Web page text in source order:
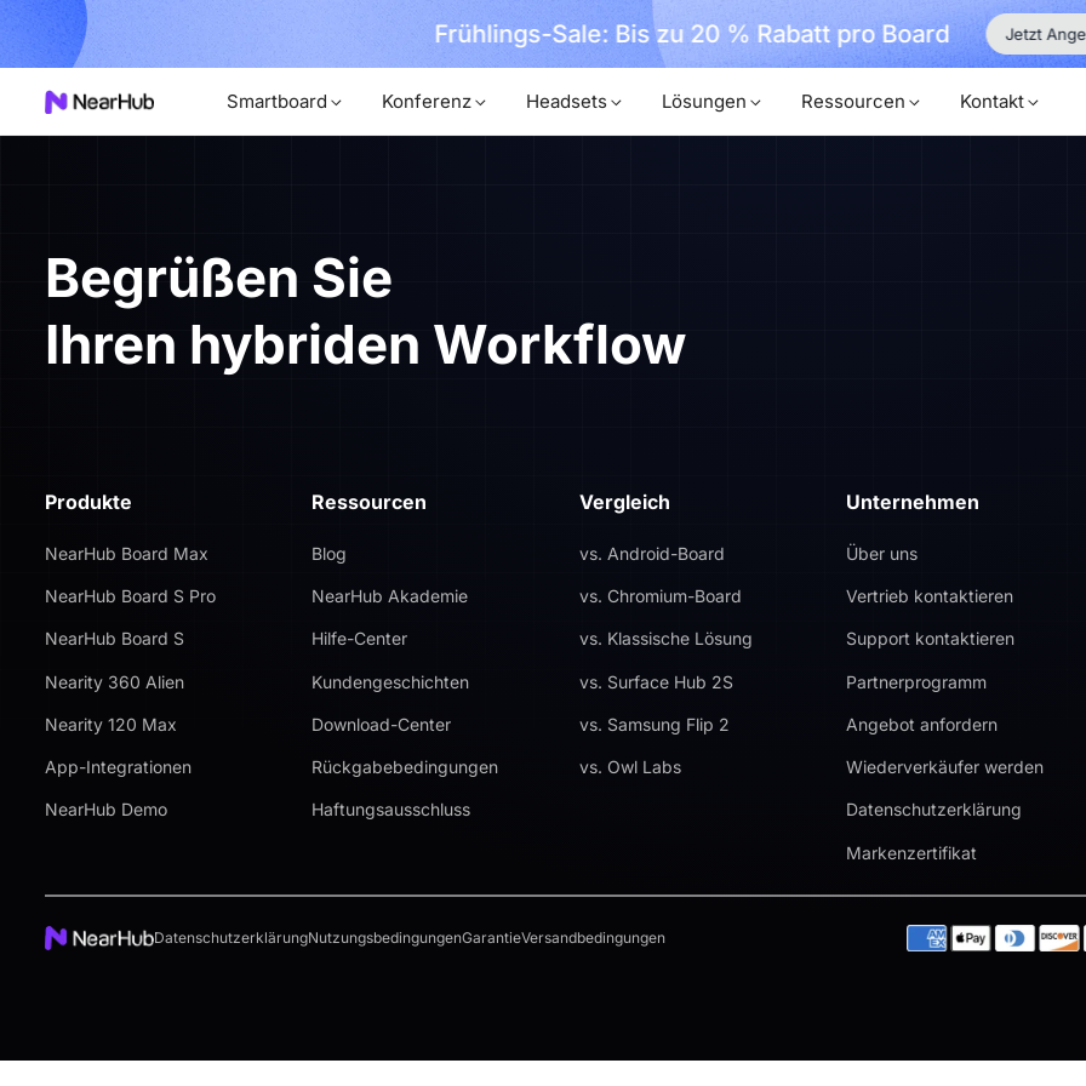
erfahren Frühlings-Sale: Bis zu 20 % Rabatt pro Board Jetzt
Smartboard Konferenz Headsets Lösungen Ressourcen Kontakt
Begrüßen Sie
Ihren hybriden Workflow
Produkte
NearHub Board Max
NearHub Board S Pro
NearHub Board S
Nearity 360 Alien
Nearity 120 Max
App-Integrationen
NearHub Demo
Ressourcen
Blog
NearHub Akademie
Hilfe-Center
Kundengeschichten
Download-Center
Rückgabebedingungen
Haftungsausschluss
Vergleich
vs. Android-Board
vs. Chromium-Board
vs. Klassische Lösung
vs. Surface Hub 2S
vs. Samsung Flip 2
vs. Owl Labs
Unternehmen
Über uns
Vertrieb kontaktieren
Support kontaktieren
Partnerprogramm
Angebot anfordern
Wiederverkäufer werden
Datenschutzerklärung
Markenzertifikat
DatenschutzerklärungNutzungsbedingungenGarantieVersandbedingungen